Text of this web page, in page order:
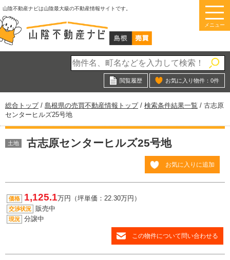
このページの本文へ
山陰不動産ナビは山陰最大級の不動産情報サイトです。
メニュー
閲覧履歴 お気に入り物件： 0件
現
在
の
置：
総合トップ/ 島根県の売買不動産情報トップ/ 検索条件結果一覧 / 古志原
センターヒルズ25号地
土地 古志原センターヒルズ25号地
お気に入りに追加
価格 1,125.1万円（坪単価：22.30万円）
交渉状況 販売中
現況 分譲中
この物件について問い合わせる